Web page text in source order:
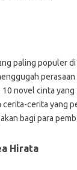
paling populer
10 novel cinta
cerita-cerita yang
bagi para
Hirata